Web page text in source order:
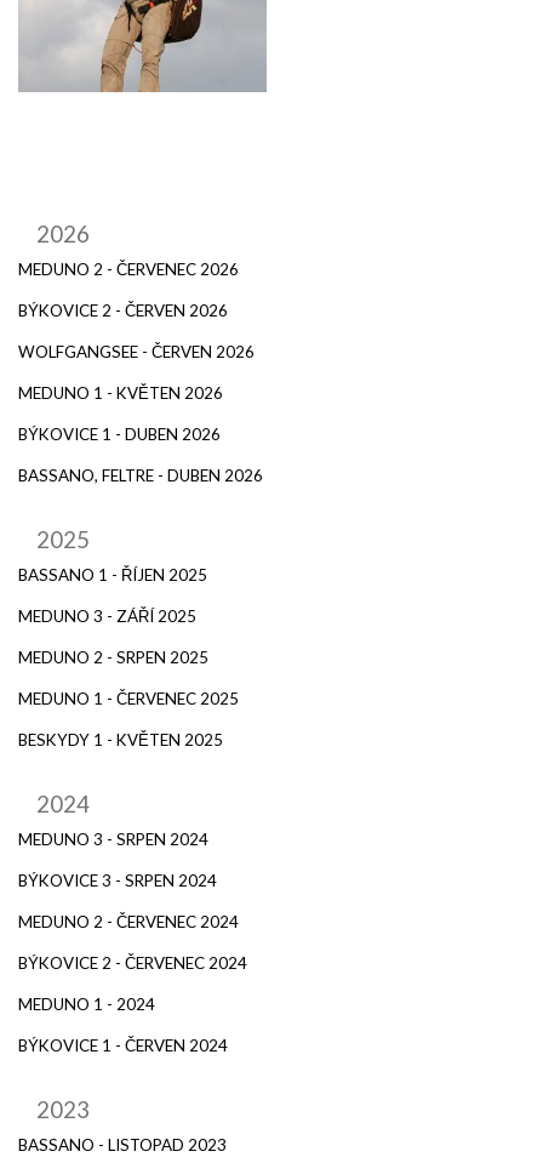
2026
MEDUNO 2 - ČERVENEC 2026
BÝKOVICE 2 - ČERVEN 2026
WOLFGANGSEE - ČERVEN 2026
MEDUNO 1 - KVĚTEN 2026
BÝKOVICE 1 - DUBEN 2026
BASSANO, FELTRE - DUBEN 2026
2025
BASSANO 1 - ŘÍJEN 2025
MEDUNO 3 - ZÁŘÍ 2025
MEDUNO 2 - SRPEN 2025
MEDUNO 1 - ČERVENEC 2025
BESKYDY 1 - KVĚTEN 2025
2024
MEDUNO 3 - SRPEN 2024
BÝKOVICE 3 - SRPEN 2024
MEDUNO 2 - ČERVENEC 2024
BÝKOVICE 2 - ČERVENEC 2024
MEDUNO 1 - 2024
BÝKOVICE 1 - ČERVEN 2024
2023
BASSANO - LISTOPAD 2023